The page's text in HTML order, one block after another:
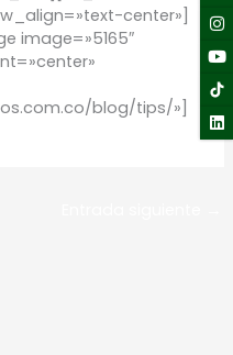
center»]
image=»5165″
blog/tips/»]